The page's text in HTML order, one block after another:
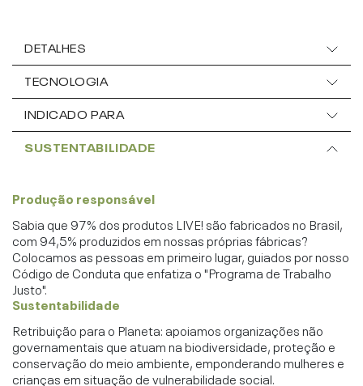
DETALHES
TECNOLOGIA
INDICADO PARA
SUSTENTABILIDADE
Produção responsável
Sabia que 97% dos produtos LIVE! são fabricados no Brasil,
com 94,5% produzidos em nossas próprias fábricas?
Colocamos as pessoas em primeiro lugar, guiados por nosso
Código de Conduta que enfatiza o "Programa de Trabalho
Justo".
Sustentabilidade
Retribuição para o Planeta: apoiamos organizações não
governamentais que atuam na biodiversidade, proteção e
conservação do meio ambiente, emponderando mulheres e
crianças em situação de vulnerabilidade social.